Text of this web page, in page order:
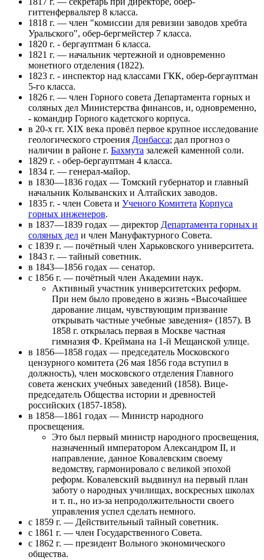
гиттенфервальтер 8 класса.
1818 г. — член "комиссии для ревизии заводов хребта
Уральского", обер-бергмейстер 7 класса.
1820 г. - бергауптман 6 класса.
1821 г. — начальник чертежной и одновременно
монетного отделения (1822).
1823 г. - инспектор над классами ГКК, обер-бергауптман
5-го класса.
1826 г. — член Горного совета Департамента горных и
соляных дел Министерства финансов, и, одновременно,
- командир Горного кадетского корпуса.
в 20-х гг. XIX века провёл первое крупное исследование
геологического строения Донбасса; дал прогноз о
наличии в районе г. Бахмута залежей каменной соли.
1829 г. - обер-бергауптман 4 класса.
1834 г. — генерал-майор.
в 1830—1836 годах — Томский губернатор и главный
начальник Колыванских и Алтайских заводов.
1835 г. - член Совета и Ученого Комитета Корпуса
горных инженеров.
в 1837—1839 годах — директор Департамента горных и
соляных дел и член Мануфактурного Совета.
с 1839 г. — почётный член Харьковского университета.
1843 г. — тайный советник.
в 1843—1856 годах — сенатор.
с 1856 г. — почётный член Академии наук.
Активный участник университетских реформ.
При нем было проведено в жизнь «Высочайшее
дарование лицам, чувствующим призвание
открывать частные учебные заведения» (1857). В
1858 г. открылась первая в Москве частная
гимназия Ф. Креймана на 1-й Мещанской улице.
в 1856—1858 годах — председатель Московского
цензурного комитета (26 мая 1856 года вступил в
должность), член московского отделения Главного
совета женских учебных заведений (1858). Вице-
председатель Общества истории и древностей
российских (1857-1858).
в 1858—1861 годах — Министр народного
просвещения.
Это был первый министр народного просвещения,
назначенный императором Александром II, и
направление, данное Ковалевским своему
ведомству, гармонировало с великой эпохой
реформ. Ковалевский выдвинул на первый план
заботу о народных училищах, воскресных школах
и т. п., но из-за непродолжительности своего
управления успел сделать немного.
с 1859 г. — Действительный тайный советник.
с 1861 г. — член Государственного Совета.
с 1862 г. — президент Вольного экономического
общества.